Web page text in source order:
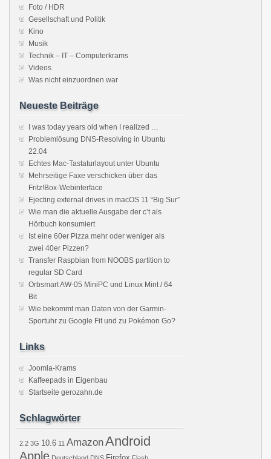
Foto / HDR
Gesellschaft und Politik
Kino
Musik
Technik – IT – Computerkrams
Videos
Was nicht einzuordnen war
Neueste Beiträge
I was today years old when I realized …
Problemlösung DNS-Resolving in Ubuntu
22.04
Echtes Mac-Tastaturlayout unter Ubuntu
Mehrseitige Faxe verschicken über das
Fritz!Box-Webinterface
Ejecting external drives in macOS 11 “Big Sur”
Wie man die aktuelle Ausgabe der c’t als
Hörbuch konsumiert
Ist eine 60er Pizza mehr oder weniger als
zwei 40er Pizzen?
Transfer Raspbian from NOOBS partition to
regular SD Card
Orbsmart AW-05 MiniPC und Linux Mint / 64
Bit
Wie bekommt man Daten von der Garmin-
Sportuhr zu Google Fit und zu Pokémon Go?
Links
Joomla-Krams
Kaffeepads in Eigenbau
Startseite gerozahn.de
Schlagwörter
2.2 3G 10.6 11 AmazonAndroid
Apple